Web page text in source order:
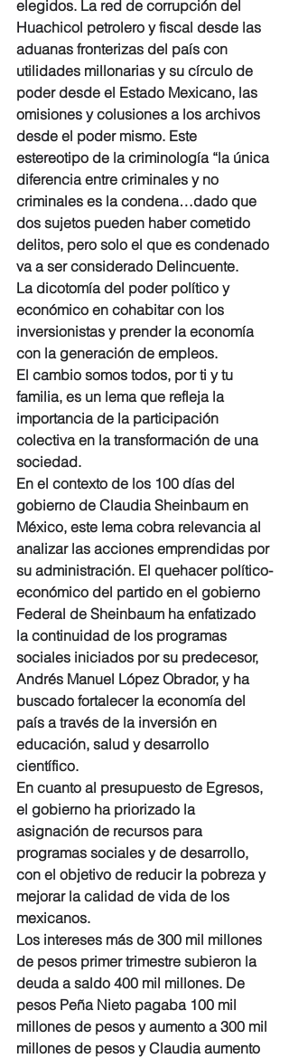
elegidos. La red de corrupción del
Huachicol petrolero y fiscal desde las
aduanas fronterizas del país con
utilidades millonarias y su círculo de
poder desde el Estado Mexicano, las
omisiones y colusiones a los archivos
desde el poder mismo. Este
estereotipo de la criminología “la única
diferencia entre criminales y no
criminales es la condena…dado que
dos sujetos pueden haber cometido
delitos, pero solo el que es condenado
va a ser considerado Delincuente.
La dicotomía del poder político y
económico en cohabitar con los
inversionistas y prender la economía
con la generación de empleos.
El cambio somos todos, por ti y tu
familia, es un lema que refleja la
importancia de la participación
colectiva en la transformación de una
sociedad.
En el contexto de los 100 días del
gobierno de Claudia Sheinbaum en
México, este lema cobra relevancia al
analizar las acciones emprendidas por
su administración. El quehacer político-
económico del partido en el gobierno
Federal de Sheinbaum ha enfatizado
la continuidad de los programas
sociales iniciados por su predecesor,
Andrés Manuel López Obrador, y ha
buscado fortalecer la economía del
país a través de la inversión en
educación, salud y desarrollo
científico.
En cuanto al presupuesto de Egresos,
el gobierno ha priorizado la
asignación de recursos para
programas sociales y de desarrollo,
con el objetivo de reducir la pobreza y
mejorar la calidad de vida de los
mexicanos.
Los intereses más de 300 mil millones
de pesos primer trimestre subieron la
deuda a saldo 400 mil millones. De
pesos Peña Nieto pagaba 100 mil
millones de pesos y aumento a 300 mil
millones de pesos y Claudia aumento